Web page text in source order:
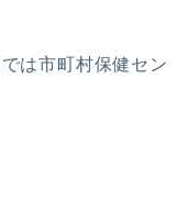
は市町村保健セン